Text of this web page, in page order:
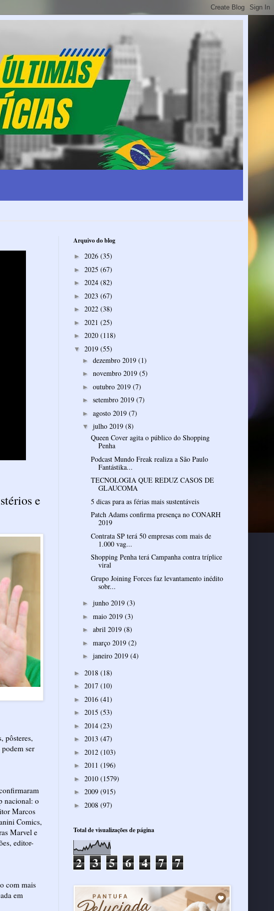
e
pôsteres,
ser
nacional: o
Marcos
Comics,
Marvel e
editor-
com mais
em
Arquivo do blog
► 2026 (35)
► 2025 (67)
► 2024 (82)
► 2023 (67)
► 2022 (38)
► 2021 (25)
► 2020 (118)
▼ 2019 (55)
► dezembro 2019 (1)
► novembro 2019 (5)
► outubro 2019 (7)
► setembro 2019 (7)
► agosto 2019 (7)
▼ julho 2019 (8)
Queen Cover agita o público do Shopping
Penha
Podcast Mundo Freak realiza a São Paulo
Fantástika...
TECNOLOGIA QUE REDUZ CASOS DE
GLAUCOMA
5 dicas para as férias mais sustentáveis
Patch Adams confirma presença no CONARH
2019
Contrata SP terá 50 empresas com mais de
1.000 vag...
Shopping Penha terá Campanha contra tríplice
viral
Grupo Joining Forces faz levantamento inédito
sobr...
► junho 2019 (3)
► maio 2019 (3)
► abril 2019 (8)
► março 2019 (2)
► janeiro 2019 (4)
► 2018 (18)
► 2017 (10)
► 2016 (41)
► 2015 (53)
► 2014 (23)
► 2013 (47)
► 2012 (103)
► 2011 (196)
► 2010 (1579)
► 2009 (915)
► 2008 (97)
Total de visualizações de página
2 3 5 6 4 7 7